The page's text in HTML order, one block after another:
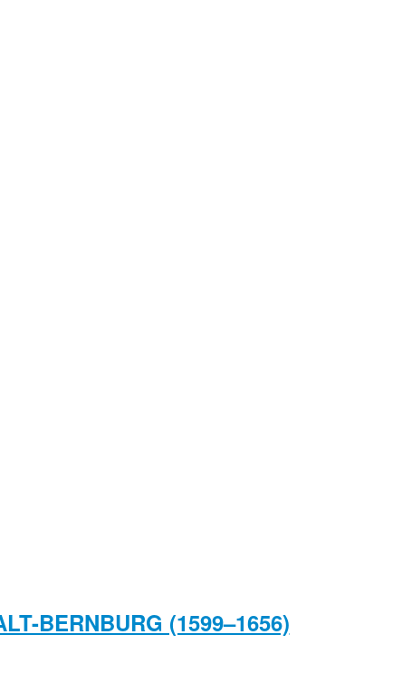
BERNBURG (1599–1656)